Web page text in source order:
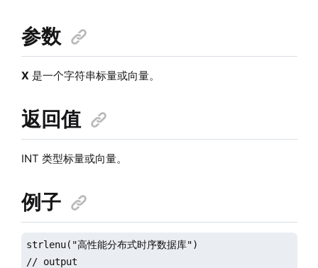
参数
X 是一个字符串标量或向量。
返回值
INT 类型标量或向量。
例子
strlenu("高性能分布式时序数据库")
// output